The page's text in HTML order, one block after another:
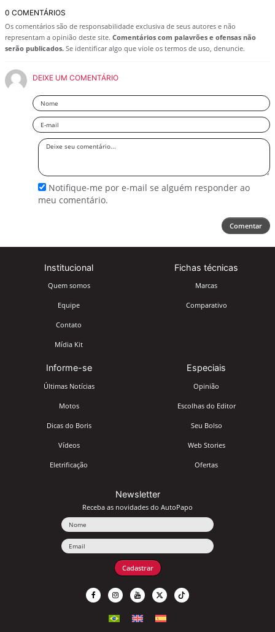
0 COMENTÁRIOS
Os comentários são de responsabilidade exclusiva de seus autores e não
representam a opinião deste site. Comentários com palavrões e ofensas não
serão publicados. Se identificar algo que viole os termos de uso, denuncie.
DEIXE UM COMENTÁRIO
Nome
Email
Deixe
Notifique-me por e-mail se alguém responder ao
meu comentário.
Comentar
Institucional
Quem somos
Equipe
Contato
Mídia Kit
Fichas técnicas
Marcas
Comparativo
Informe-se
Últimas Notícias
Motos
Dicas do Boris
Vídeos
Eletrificação
Especiais
Opinião
Escolhas do Editor
Seu Bolso
Web Stories
Ofertas
Newsletter
Receba as novidades do AutoPapo
Cadastrar